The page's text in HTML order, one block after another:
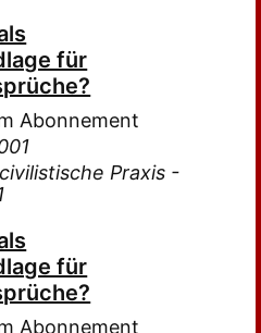
für
Abonnement
Praxis -
für
Abonnement